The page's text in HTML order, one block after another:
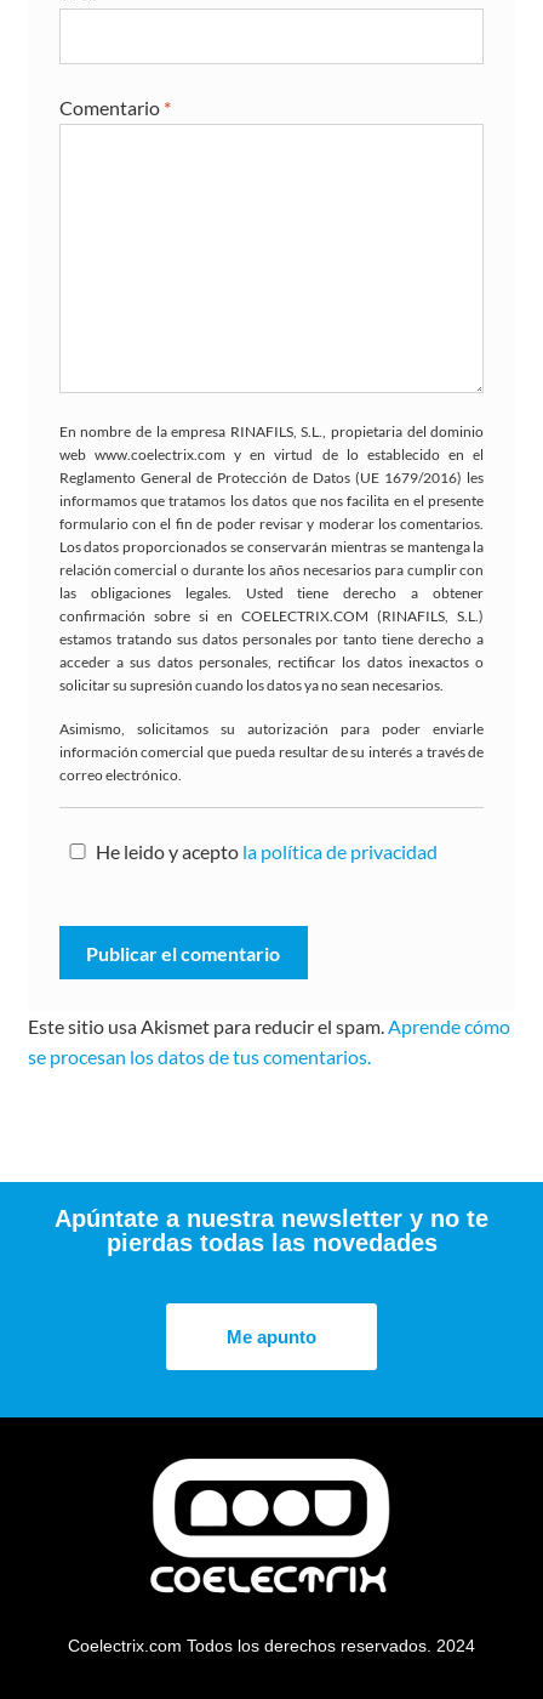
Comentario *
En nombre de la empresa RINAFILS, S.L., propietaria del dominio
web www.coelectrix.com y en virtud de lo establecido en el
Reglamento General de Protección de Datos (UE 1679/2016) les
informamos que tratamos los datos que nos facilita en el presente
formulario con el fin de poder revisar y moderar los comentarios.
Los datos proporcionados se conservarán mientras se mantenga la
relación comercial o durante los años necesarios para cumplir con
las obligaciones legales. Usted tiene derecho a obtener
confirmación sobre si en COELECTRIX.COM (RINAFILS, S.L.)
estamos tratando sus datos personales por tanto tiene derecho a
acceder a sus datos personales, rectificar los datos inexactos o
solicitar su supresión cuando los datos ya no sean necesarios.
Asimismo, solicitamos su autorización para poder enviarle
información comercial que pueda resultar de su interés a través de
correo electrónico.
He leido y acepto la política de privacidad
Este sitio usa Akismet para reducir el spam.Aprende cómo
se procesan los datos de tus comentarios.
Apúntate a nuestra newsletter y no te
pierdas todas las novedades
Me apunto
Coelectrix.com Todos los derechos reservados. 2024